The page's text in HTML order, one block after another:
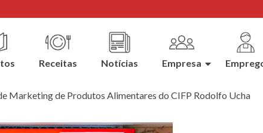
Receitas Notícias Empresa
Marketing de Produtos Alimentares do CIFP Rodolfo Ucha